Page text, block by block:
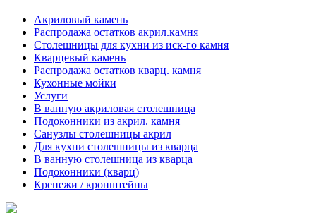
Акриловый камень
Распродажа остатков акрил.камня
Столешницы для кухни из иск-го камня
Кварцевый камень
Распродажа остатков кварц. камня
Кухонные мойки
Услуги
В ванную акриловая столешница
Подоконники из акрил. камня
Санузлы столешницы акрил
Для кухни столешницы из кварца
В ванную столешница из кварца
Подоконники (кварц)
Крепежи / кронштейны